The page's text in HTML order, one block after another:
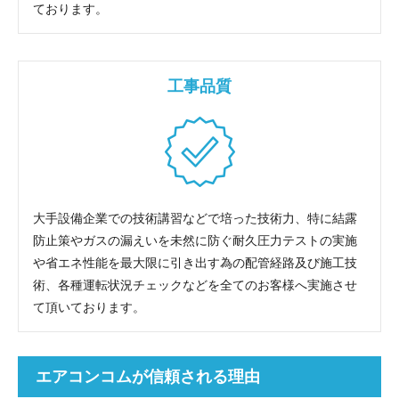
ております。
工事品質
大手設備企業での技術講習などで培った技術力、特に結露
防止策やガスの漏えいを未然に防ぐ耐久圧力テストの実施
や省エネ性能を最大限に引き出す為の配管経路及び施工技
術、各種運転状況チェックなどを全てのお客様へ実施させ
て頂いております。
エアコンコムが信頼される理由